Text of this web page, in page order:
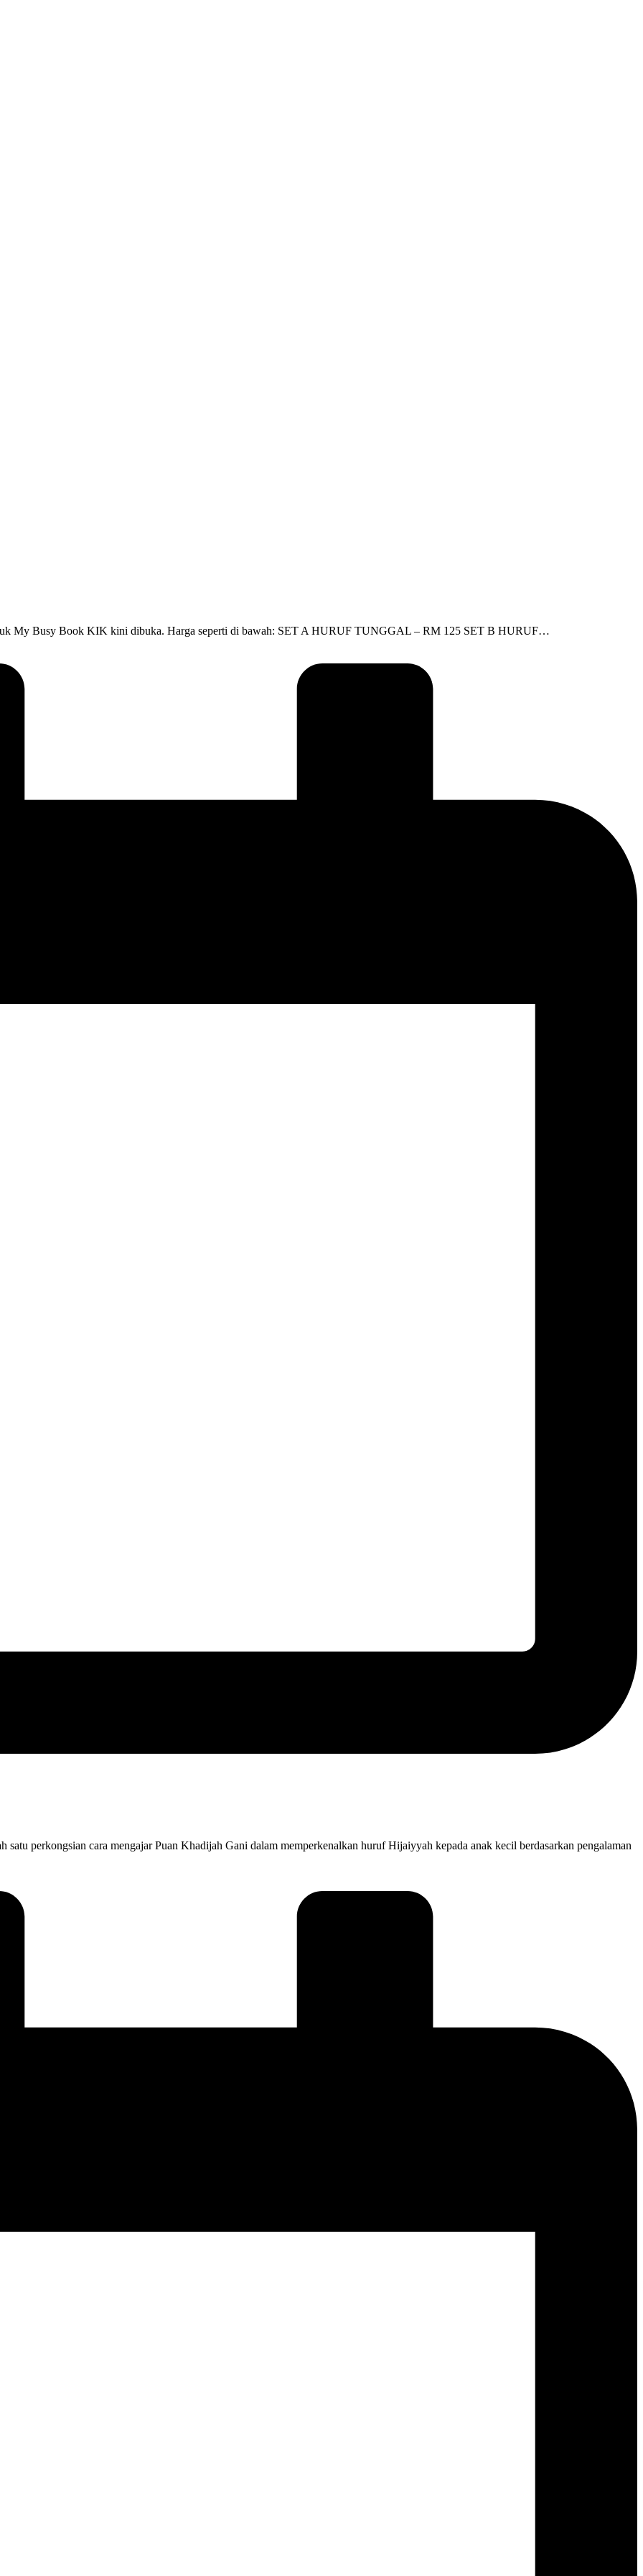
My Busy Book KIK kini dibuka. Harga seperti di bawah: SET A HURUF TUNGGAL – RM 125 SET B HURUF…
perkongsian cara mengajar Puan Khadijah Gani dalam memperkenalkan huruf Hijaiyyah kepada anak kecil berdasarkan pengalaman